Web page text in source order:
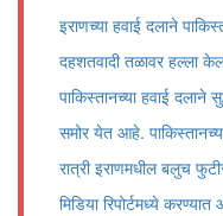
इराणच्या हवाई दलाने
दहशतवादी तळावर हल्ला
पाकिस्तानच्या हवाई दलाने
समोर येत आहे.
रात्री इराणमधील बलुच
मिडिया रिपोर्टमध्ये